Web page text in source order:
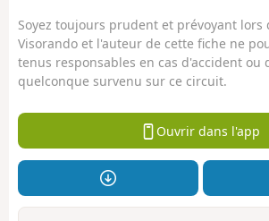
Soyez toujours prudent et prévoyant lors
Visorando et l'auteur de cette fiche ne
tenus responsables en cas d'accident ou
quelconque survenu sur ce circuit.
Ouvrir dans l'app